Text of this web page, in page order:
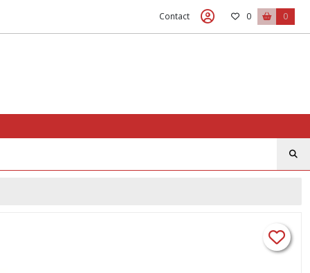
Contact 0 0